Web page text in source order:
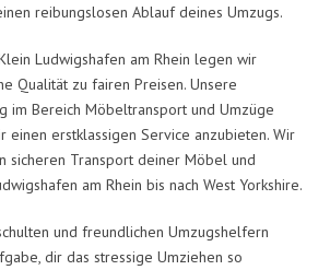
reibungslosen Ablauf deines Umzugs.
Ludwigshafen am Rhein legen wir
Qualität zu fairen Preisen. Unsere
im Bereich Möbeltransport und Umzüge
einen erstklassigen Service anzubieten. Wir
sicheren Transport deiner Möbel und
am Rhein bis nach West Yorkshire.
und freundlichen Umzugshelfern
dir das stressige Umziehen so